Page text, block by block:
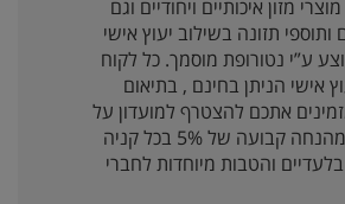
מזון איכותיים ויחודיים וגם
ותוספי תזונה בשילוב יעוץ אישי
ע”י נטורופת מוסמך. כל לקוח
אישי הניתן בחינם , בתיאום
אתכם להצטרף למועדון על
המשקל להנות מהנחה קבועה של 5% בכל קניה
והטבות מיוחדות לחברי